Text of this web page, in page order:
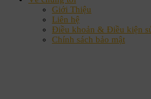
Giới Thiệu
Liên hệ
Điều khoản & Điều kiện
Chính sách bảo mật